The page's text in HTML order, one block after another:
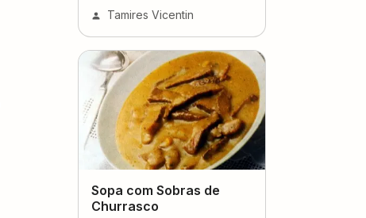
Tamires Vicentin
Sopa com Sobras de
Churrasco